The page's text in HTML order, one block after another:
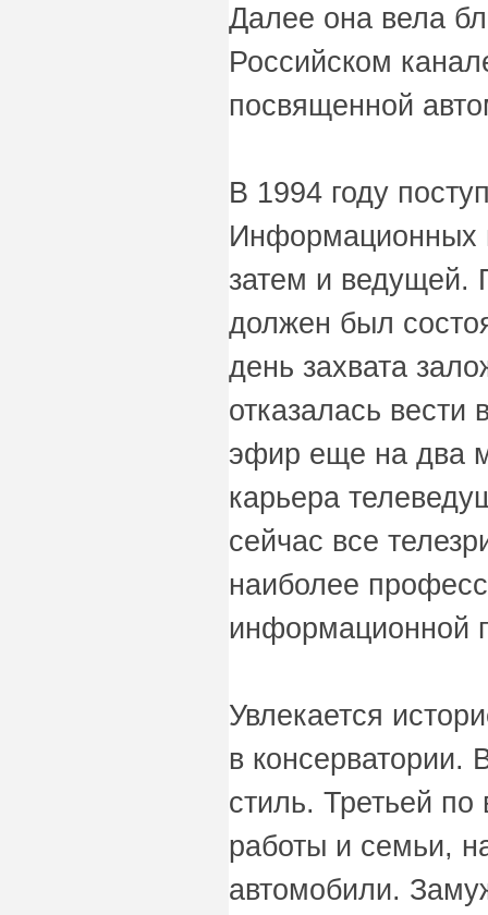
Далее она вела
Российском
посвященной
В 1994 году
Информационных
затем и ведущей.
должен был
день захвата
отказалась
эфир еще на два
карьера
сейчас все
наиболее
информационной
Увлекается
в консерватории.
стиль. Третьей
работы и семьи,
автомобили.